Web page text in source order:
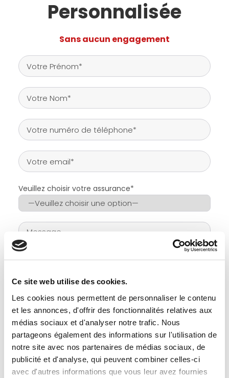
Ce site web utilise des cookies.
Les cookies nous permettent de personnaliser le contenu
et les annonces, d'offrir des fonctionnalités relatives aux
médias sociaux et d'analyser notre trafic. Nous
partageons également des informations sur l'utilisation de
notre site avec nos partenaires de médias sociaux, de
publicité et d'analyse, qui peuvent combiner celles-ci
avec d'autres informations que vous leur avez fournies
Personnalisée
Sans aucun engagement
Veuillez choisir votre assurance*